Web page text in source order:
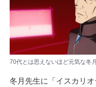
70代とは思えないほど元気な冬
冬月先生に「イスカリ